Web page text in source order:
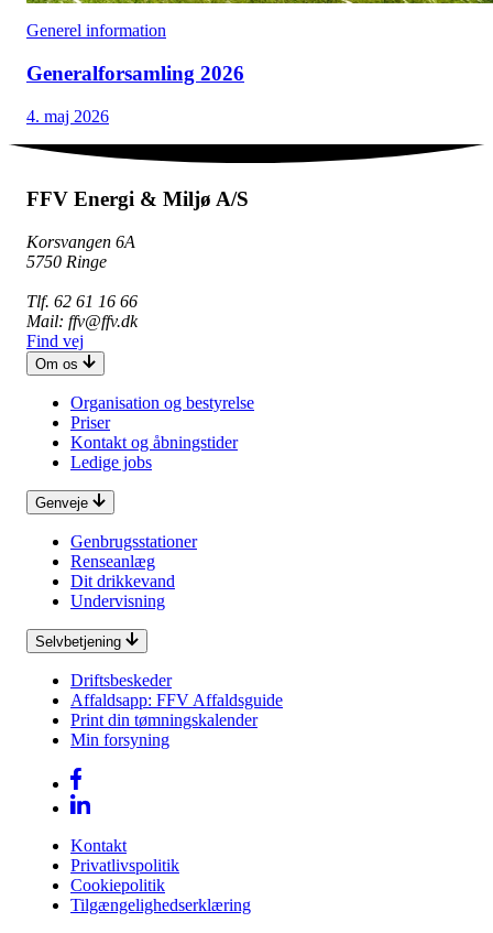
Generel information
Generalforsamling 2026
4. maj 2026
FFV Energi & Miljø A/S
Korsvangen 6A
5750 Ringe
Tlf. 62 61 16 66
Mail: ffv@ffv.dk
Find vej
Om os
Organisation og bestyrelse
Priser
Kontakt og åbningstider
Ledige jobs
Genveje
Genbrugsstationer
Renseanlæg
Dit drikkevand
Undervisning
Selvbetjening
Driftsbeskeder
Affaldsapp: FFV Affaldsguide
Print din tømningskalender
Min forsyning
Kontakt
Privatlivspolitik
Cookiepolitik
Tilgængelighedserklæring